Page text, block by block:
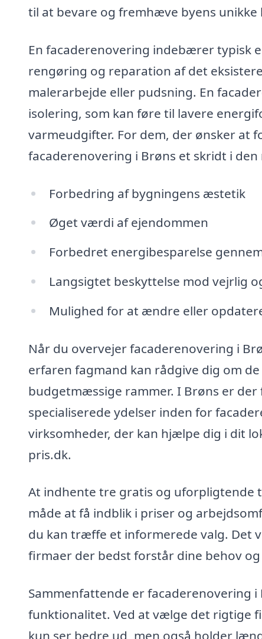
til at bevare og fremhæve byens unikke
En facaderenovering indebærer typisk
rengøring og reparation af det
malerarbejde eller pudsning. En
isolering, som kan føre til lavere
varmeudgifter. For dem, der ønsker at
facaderenovering i Brøns et skridt i
Forbedring af bygningens æstetik
Øget værdi af ejendommen
Forbedret energibesparelse
Langsigtet beskyttelse mod vejrlig
Mulighed for at ændre eller
Når du overvejer facaderenovering i
erfaren fagmand kan rådgive dig om
budgetmæssige rammer. I Brøns er
specialiserede ydelser inden for
virksomheder, der kan hjælpe dig i dit
pris.dk.
At indhente tre gratis og
måde at få indblik i priser og
du kan træffe et informerede valg. Det
firmaer der bedst forstår dine behov
Sammenfattende er facaderenovering
funktionalitet. Ved at vælge det rigtige
kun ser bedre ud, men også holder